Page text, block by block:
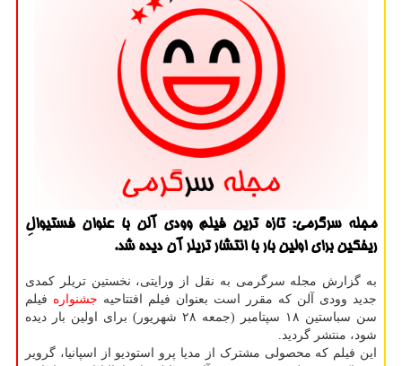
مجله سرگرمی: تازه ترین فیلم وودی آلن با عنوان فستیوالِ
ریفكین برای اولین بار با انتشار تریلر آن دیده شد.
به گزارش مجله سرگرمی به نقل از ورایتی، نخستین تریلر کمدی
جدید وودی آلن که مقرر است بعنوان فیلم افتتاحیه جشنواره فیلم
سن سباستین ۱۸ سپتامبر (جمعه ۲۸ شهریور) برای اولین بار دیده
شود، منتشر گردید.
این فیلم که محصولی مشترک از مدیا پرو استودیو از اسپانیا، گرویر